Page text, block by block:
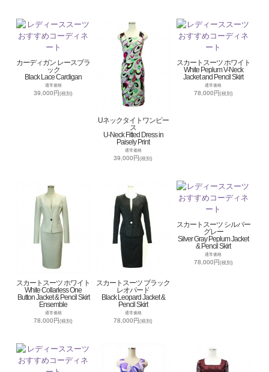
カーディガン レースブラ
ック
Black Lace Cardigan
通常価格
39,000円(税別)
Uネックタイトワンピー
ス
U-Neck Fitted Dress in
Paisely Print
通常価格
39,000円(税別)
スカートスーツ ホワイト
White Peplum V-Neck
Jacket and Pencil Skirt
通常価格
78,000円(税別)
スカートスーツ ホワイト
White Collarless One
Button Jacket & Pencil Skirt
Ensemble
通常価格
78,000円(税別)
スカートスーツ ブラック
レオパード
Black Leopard Jacket &
Pencil Skirt
通常価格
78,000円(税別)
スカートスーツ シルバー
グレー
Silver Gray Peplum Jacket
& Pencil Skirt
通常価格
78,000円(税別)